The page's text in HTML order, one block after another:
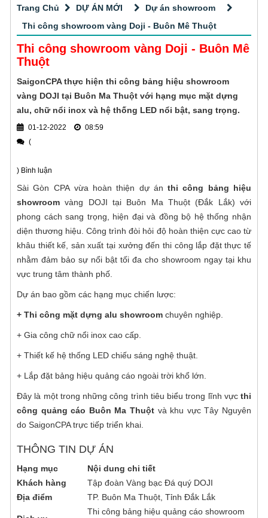
phẳng hiện đại lại đạt chất lượng tốt, bản in
sắc nét, chuẩn màu và lâu phai. Vậy in UV
Quy trình dịch vụ Cắt CNC gỗ tphcm
Quý khách hàng đang tìm kiếm đơn vị
nhận cắt CNC gỗ tphcm uy tín - giá tốt? Sài
nghiệm gia công cắt CNC chuyên nghiệp,
chính xác với vật liệu vô cùng đa dạng cho
khách hàng tại TPHCM.
Quảng cáo ngoài trời hiện đang là một hình
thức quảng cáo phổ biến tại Việt Nam cũng
như trên toàn thế giới và mang đến hiệu quả
viết này nhé!
Đơn vị thầu thiết kế thi công bảng hiệu
Công ty Quảng cáo Sài Gòn CPA
chuyên thiết kế thi công bảng hiệu quảng
cáo cho mọi khách hàng trên toàn quốc. Sản
xuất mẫu mã bảng hiệu đa dạng: Bảng hiệu
Thi công biển quảng cáo alu tại sao
được ưa chuộng
thiết kế, sản xuất và thi công biển quảng cáo
alu được ưa chuộng cho cửa hàng, shop thời
bất động sản, khu biệt thự,...Sài Gòn CPA với
đội ngũ kỹ thuật viên và thợ quảng cáo lành
Gia công CNC gỗ tphcm chi tiết - chính
Sài Gòn CPA chuyên cung cấp dịch vụ gia
công cnc gỗ tphcm. Bằng kinh nghiệm cũng
như những ưu thế vượt trội về con người và
máy móc hiện đại. Chúng tôi tự hào là địa chỉ
cắt CNC gỗ theo yêu cầu của mọi khách
lượng cùng độ chính xác hoàn hảo.
Gia công cắt gỗ theo yêu cầu với công
nghệ tự động hóa
Nhằm mang đến sự tiện lợi hơn, cùng những
sản phẩm chất lượng cao cho quý khách
hàng. Công ty Quảng cáo Sài Gòn CPA triển
khai cung cấp dịch vụ gia công cắt gỗ theo
yêu cầu tự động hóa hiện đại với mức giá tốt
nhất thị trường hiện nay. Chi tiết dịch vụ mời
bạn cùng tham khảo những thông tin sau
Cắt CNC gỗ công nghiệp chính xác - giá
tốt nhất tại TPHCM
Cắt CNC gỗ công nghiệp ở đâu chuyên
nghiệp, chính xác, mẫu mã đẹp mắt với giá
Trang Chủ DỰ ÁN MỚI
Dự án showroom
Thi công showroom vàng Doji - Buôn Mê Thuột
Thi công showroom vàng Doji - Buôn Mê
Thuột
SaigonCPA thực hiện thi công bảng hiệu showroom
vàng DOJI tại Buôn Ma Thuột với hạng mục mặt dựng
alu, chữ nổi inox và hệ thống LED nổi bật, sang trọng.
01-12-2022
08:59
(
) Bình luận
Sài Gòn CPA vừa hoàn thiện dự ánthi công bảng hiệu
showroom vàng DOJI tại Buôn Ma Thuột (Đắk Lắk) với
phong cách sang trọng, hiện đại và đồng bộ hệ thống nhận
diện thương hiệu. Công trình đòi hỏi độ hoàn thiện cực cao từ
khâu thiết kế, sản xuất tại xưởng đến thi công lắp đặt thực tế
nhằm đảm bảo sự nổi bật tối đa cho showroom ngay tại khu
vực trung tâm thành phố.
Dự án bao gồm các hạng mục chiến lược:
+ Thi công mặt dựng alu showroom chuyên nghiệp.
+ Gia công chữ nổi inox cao cấp.
+ Thiết kế hệ thống LED chiếu sáng nghệ thuật.
+ Lắp đặt bảng hiệu quảng cáo ngoài trời khổ lớn.
Đây là một trong những công trình tiêu biểu trong lĩnh vực thi
công quảng cáo Buôn Ma Thuột và khu vực Tây Nguyên
do SaigonCPA trực tiếp triển khai.
THÔNG TIN DỰ ÁN
Hạng mục
Nội dung chi tiết
Khách hàng
Tập đoàn Vàng bạc Đá quý DOJI
Địa điểm
TP. Buôn Ma Thuột, Tỉnh Đắk Lắk
Thi công bảng hiệu quảng cáo showroom